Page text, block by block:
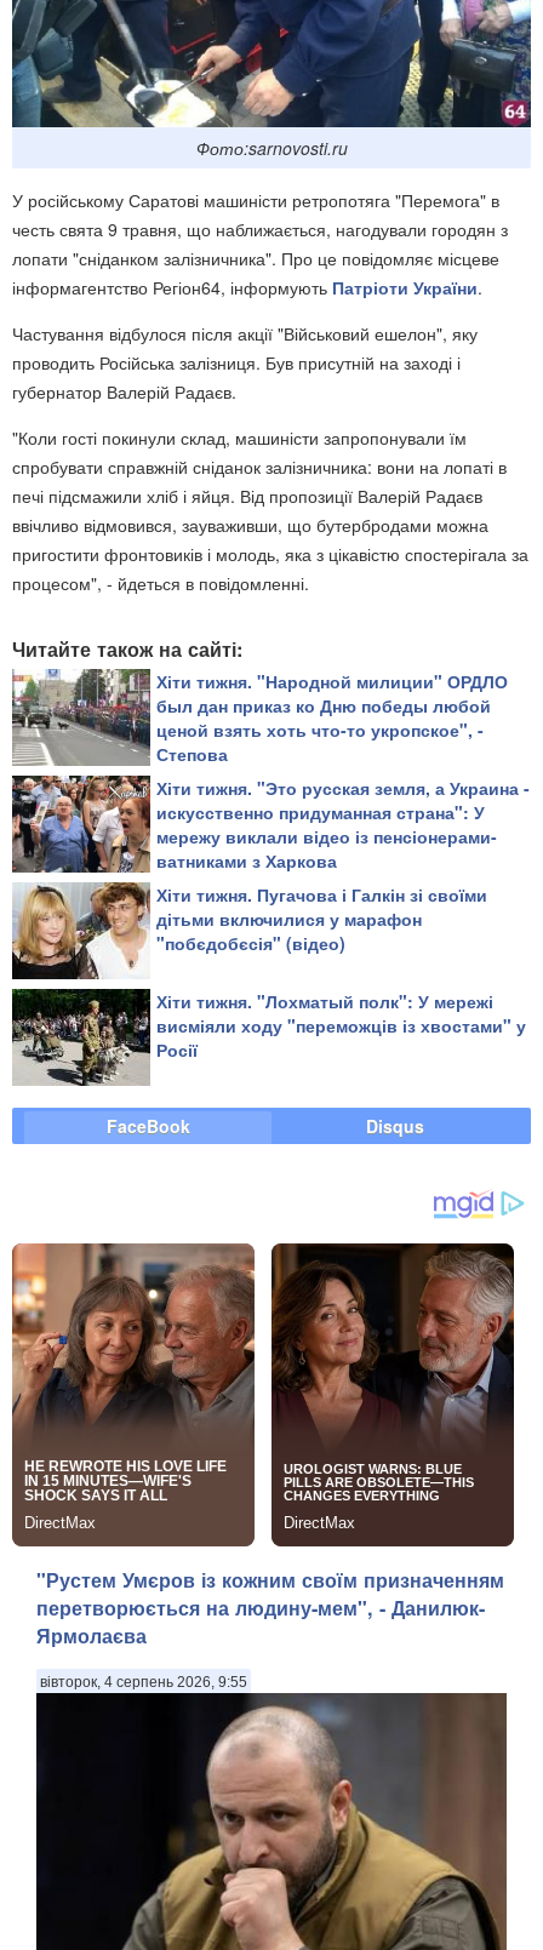
Фото:sarnovosti.ru
У російському Саратові машиністи ретропотяга "Перемога" в
честь свята 9 травня, що наближається, нагодували городян з
лопати "сніданком залізничника". Про це повідомляє місцеве
інформагентство Регіон64, інформують Патріоти України.
Частування відбулося після акції "Військовий ешелон", яку
проводить Російська залізниця. Був присутній на заході і
губернатор Валерій Радаєв.
"Коли гості покинули склад, машиністи запропонували їм
спробувати справжній сніданок залізничника: вони на лопаті в
печі підсмажили хліб і яйця. Від пропозиції Валерій Радаєв
ввічливо відмовився, зауваживши, що бутербродами можна
пригостити фронтовиків і молодь, яка з цікавістю спостерігала за
процесом", - йдеться в повідомленні.
Читайте також на сайті:
Хіти тижня. "Народной милиции" ОРДЛО
был дан приказ ко Дню победы любой
ценой взять хоть что-то укропское", -
Степова
Хіти тижня. "Это русская земля, а Украина -
искусственно придуманная страна": У
мережу виклали відео із пенсіонерами-
ватниками з Харкова
Хіти тижня. Пугачова і Галкін зі своїми
дітьми включилися у марафон
"побєдобєсія" (відео)
Хіти тижня. "Лохматый полк": У мережі
висміяли ходу "переможців із хвостами" у
Росії
FaceBook Disqus
"Рустем Умєров із кожним своїм призначенням
перетворюється на людину-мем", - Данилюк-
Ярмолаєва
вівторок, 4 серпень 2026, 9:55